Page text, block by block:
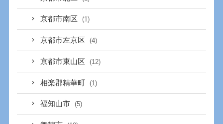
京都市南区 (1)
京都市左京区 (4)
京都市東山区 (12)
相楽郡精華町 (1)
福知山市 (5)